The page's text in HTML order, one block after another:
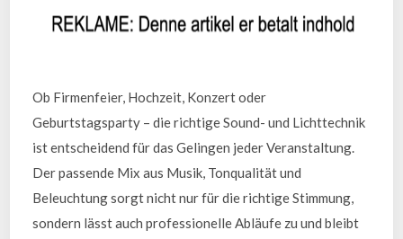
Ob Firmenfeier, Hochzeit, Konzert oder
Geburtstagsparty – die richtige Sound- und Lichttechnik
ist entscheidend für das Gelingen jeder Veranstaltung.
Der passende Mix aus Musik, Tonqualität und
Beleuchtung sorgt nicht nur für die richtige Stimmung,
sondern lässt auch professionelle Abläufe zu und bleibt